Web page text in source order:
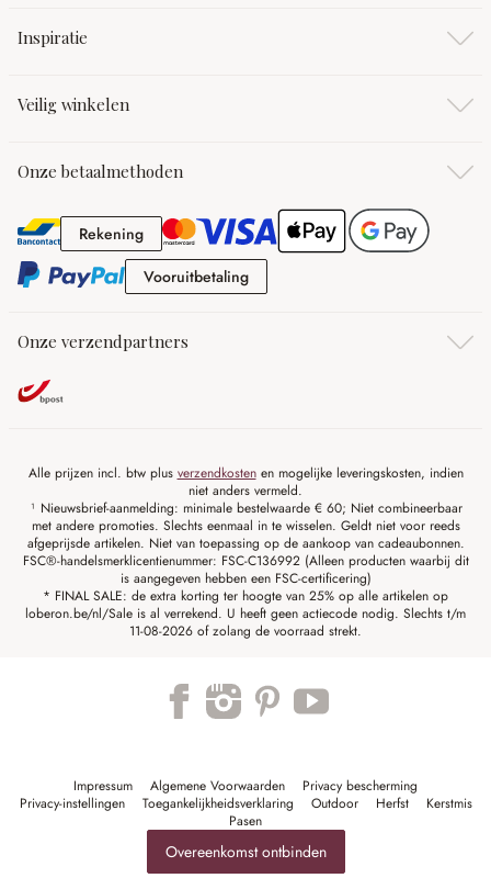
Inspiratie
Veilig winkelen
Onze betaalmethoden
RekeningRekening
VooruitbetalingVooruitbetaling
Onze verzendpartners
Alle prijzen incl. btw plus verzendkostenen mogelijke leveringskosten, indien
niet anders vermeld.
¹ Nieuwsbrief-aanmelding: minimale bestelwaarde € 60; Niet combineerbaar
met andere promoties. Slechts eenmaal in te wisselen. Geldt niet voor reeds
afgeprijsde artikelen. Niet van toepassing op de aankoop van cadeaubonnen.
FSC®-handelsmerklicentienummer: FSC-C136992 (Alleen producten waarbij dit
is aangegeven hebben een FSC-certificering)
* FINAL SALE: de extra korting ter hoogte van 25% op alle artikelen op
loberon.be/nl/Sale is al verrekend. U heeft geen actiecode nodig. Slechts t/m
11-08-2026 of zolang de voorraad strekt.
Impressum Algemene Voorwaarden
Privacy bescherming
Privacy-instellingen
Toegankelijkheidsverklaring Outdoor Herfst
Kerstmis
Pasen
Overeenkomst ontbinden